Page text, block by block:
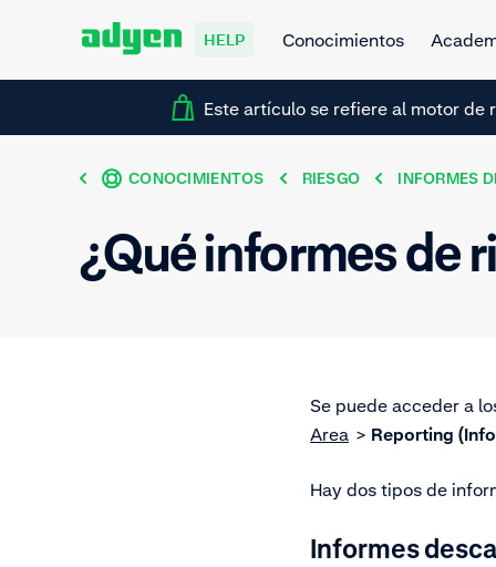
HELP Conocimientos
Este artículo se refiere al motor de
CONOCIMIENTOS RIESGO INFORMES
¿Qué informes de
Se puede acceder a
Area > Reporting
Hay dos tipos de
Informes